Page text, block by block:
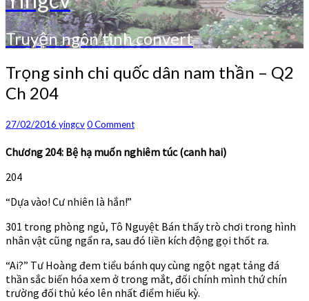
Truyện ngôn tình convert
Trọng
sinh
chi
dân
thần
Q2
204
Trọng sinh chi quốc dân nam thần – Q2
Ch 204
27/02/2016 yingcvComments
0 Comment
Chương 204: Bệ hạ muốn nghiêm túc (canh hai)
204
“Dựa vào! Cư nhiên là hắn!”
301 trong phòng ngủ, Tô Nguyệt Bán thấy trò chơi trong hình
nhân vật cũng ngẩn ra, sau đó liền kích động gọi thốt ra.
“Ai?” Tư Hoàng đem tiểu bánh quy cùng ngột ngạt tảng đá
thần sắc biến hóa xem ở trong mắt, đối chính mình thứ chín
trường đối thủ kéo lên nhất điểm hiếu kỳ.